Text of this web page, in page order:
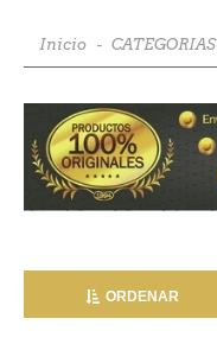
Inicio - CATEGORIAS
ORDENAR